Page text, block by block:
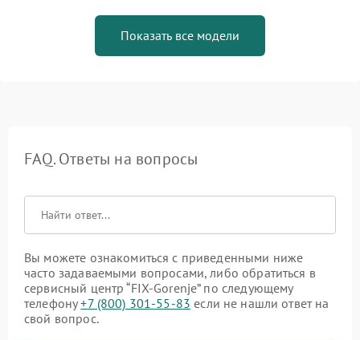
Показать все модели
FAQ. Ответы на вопросы
Вы можете ознакомиться с приведенными ниже
часто задаваемыми вопросами, либо обратиться в
сервисный центр “FIX-Gorenje” по следующему
телефону+7 (800) 301-55-83 если не нашли ответ на
свой вопрос.